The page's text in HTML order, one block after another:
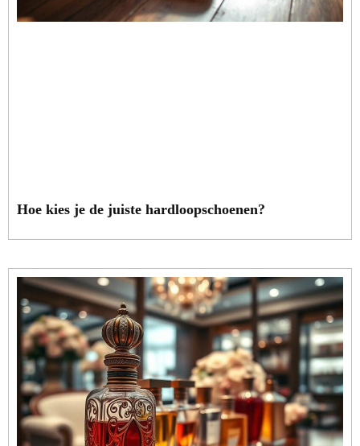
Hoe kies je de juiste hardloopschoenen?